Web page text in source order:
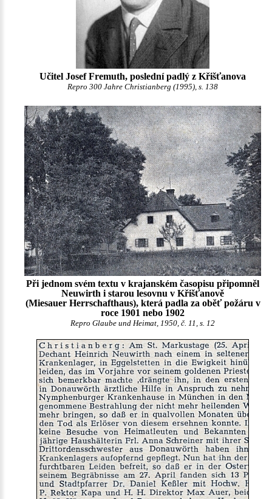
Učitel Josef Fremuth, poslední padlý z Křišťanova
Repro 300 Jahre Christianberg (1995), s. 138
Při jednom svém textu v krajanském časopisu připomněl
Neuwirth i starou lesovnu v Křišťanově
(Miesauer Herrschafthaus), která padla za oběť požáru v
roce 1901 nebo 1902
Repro Glaube und Heimat, 1950, č. 11, s. 12